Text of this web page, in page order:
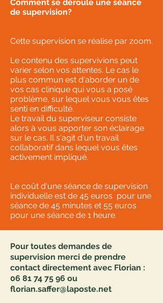
Comment se déroule une séance
de supervision?
Cette supervision se réalise par zoom.
Le contenu des supervivions peut
varier selon vos attentes. Le cas le
plus commun est d'aborder un de
vos cas clinique qui vous a posé
problème, sur lequel vous vous êtes
senti en difficulté.
Le travail du superviseur consiste
alors à vous apporter son éclairage
sur le cas. Il s'agit d'un travail
collaboratif dans lequel vous êtes
activement impliqué.
Le coût d'une séance de supervision
individuelle est de 45 euros pour une
séance de 45 minutes et 55 euros
pour une séance de 1 heure.
Pour toutes demandes de
supervision merci de prendre
contact directement avec Florian :
06 81 74 75 96 ou
florian.saffer@laposte.net